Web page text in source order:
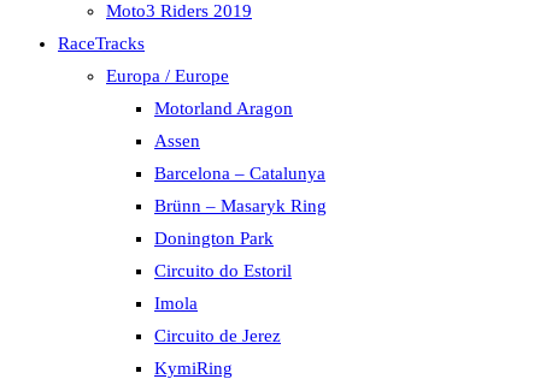
Moto3 Riders 2019
RaceTracks
Europa / Europe
Motorland Aragon
Assen
Barcelona – Catalunya
Brünn – Masaryk Ring
Donington Park
Circuito do Estoril
Imola
Circuito de Jerez
KymiRing